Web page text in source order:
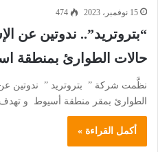
15 نوفمبر، 2023 474
“بتروتريد”.. ندوتين عن
حالات الطوارئ بمنطقة
نظَّمت شركة ” بتروتريد ” ندوتين عن
الطوارئ بمقر منطقة أسيوط و تهدف
أكمل القراءة »